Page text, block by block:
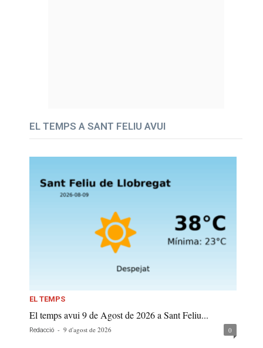
EL TEMPS A SANT FELIU AVUI
EL TEMPS
El temps avui 9 de Agost de 2026 a Sant Feliu...
Redacció - 9 d'agost de 2026 0